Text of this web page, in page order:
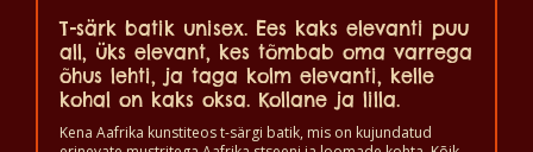
T-särk batik unisex. Ees kaks elevanti puu
all, üks elevant, kes tõmbab oma varrega
õhus lehti, ja taga kolm elevanti, kelle
kohal on kaks oksa. Kollane ja lilla.
Kena Aafrika kunstiteos t-särgi batik, mis on kujundatud